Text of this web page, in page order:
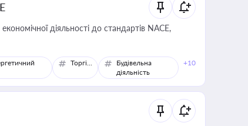
діяльності до стандартів NACE,
Торгівля
Будівельна
діяльність
+10